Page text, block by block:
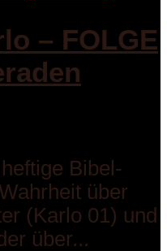
– FOLGE
Bibel-
über
(Karlo 01) und
über...